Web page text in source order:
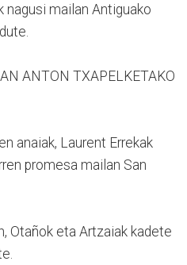
nagusi mailan Antiguako
ANTON TXAPELKETAKO
anaiak, Laurent Errekak
promesa mailan San
Otañok eta Artzaiak kadete